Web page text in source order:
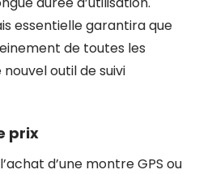
essentielle garantira que
de toutes les
outil de suivi
prix
d’une montre GPS ou